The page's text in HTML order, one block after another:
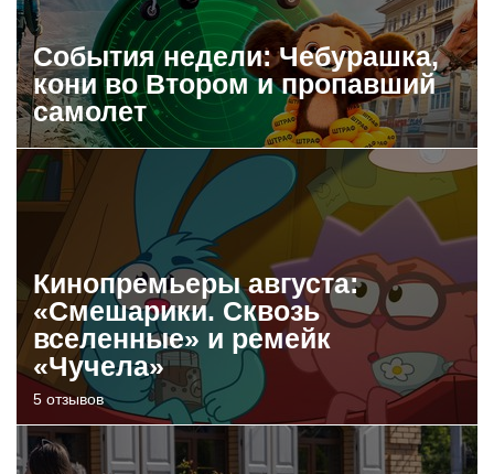
События недели: Чебурашка,
кони во Втором и пропавший
самолет
Кинопремьеры августа:
«Смешарики. Сквозь
вселенные» и ремейк
«Чучела»
5 отзывов